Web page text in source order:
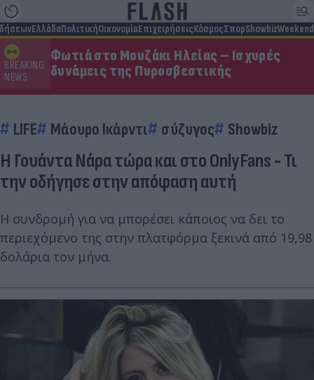
ΕλλάδαΠολιτικήΟικονομίαΕπιχειρήσειςΚόσμοςΣπορShowbizWeekend
BREAKING
NEWS
Φωτιά στο Μουζάκι Ηλείας – Ισχυρές
δυνάμεις της Πυροσβεστικής
LIFE Μάουρο Ικάρντι σύζυγος Showbiz
Η Γουάντα Νάρα τώρα και στο OnlyFans - Τι
την οδήγησε στην απόφαση αυτή
Η συνδρομή για να μπορέσει κάποιος να δει το
περιεχόμενο της στην πλατφόρμα ξεκινά από 19,98
δολάρια τον μήνα.